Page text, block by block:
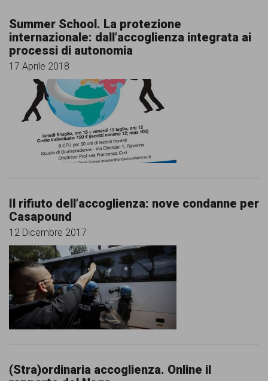
Summer School. La protezione
internazionale: dall’accoglienza integrata ai
processi di autonomia
17 Aprile 2018
Il rifiuto dell’accoglienza: nove condanne per
Casapound
12 Dicembre 2017
(Stra)ordinaria accoglienza. Online il